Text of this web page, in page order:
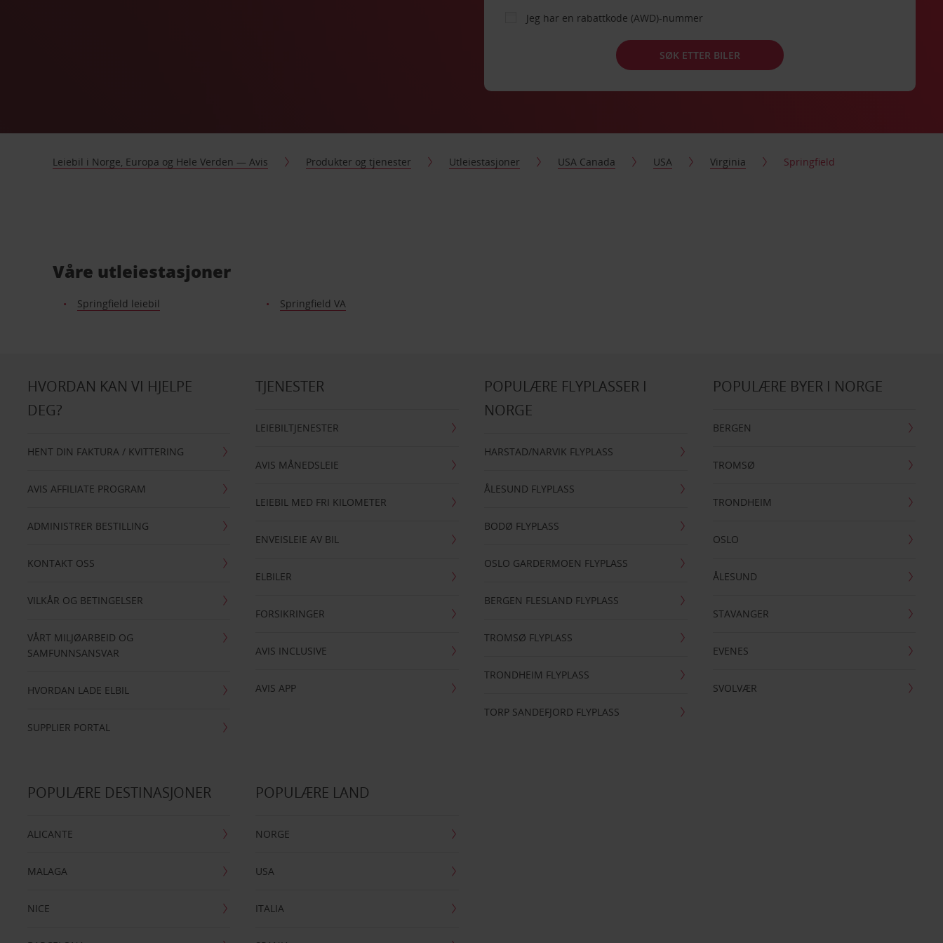
Jeg har en rabattkode (AWD)-nummer
SØK ETTER BILER
Leiebil i Norge, Europa og Hele Verden — Avis Produkter og tjenester Utleiestasjoner USA Canada USA Virginia Springfield
Våre utleiestasjoner
Springfield leiebil Springfield VA
HVORDAN KAN VI HJELPE
DEG?
HENT DIN FAKTURA / KVITTERING
AVIS AFFILIATE PROGRAM
ADMINISTRER BESTILLING
KONTAKT OSS
VILKÅR OG BETINGELSER
VÅRT MILJØARBEID OG
SAMFUNNSANSVAR
HVORDAN LADE ELBIL
SUPPLIER PORTAL
TJENESTER
LEIEBILTJENESTER
AVIS MÅNEDSLEIE
LEIEBIL MED FRI KILOMETER
ENVEISLEIE AV BIL
ELBILER
FORSIKRINGER
AVIS INCLUSIVE
AVIS APP
POPULÆRE FLYPLASSER I
NORGE
HARSTAD/NARVIK FLYPLASS
ÅLESUND FLYPLASS
BODØ FLYPLASS
OSLO GARDERMOEN FLYPLASS
BERGEN FLESLAND FLYPLASS
TROMSØ FLYPLASS
TRONDHEIM FLYPLASS
TORP SANDEFJORD FLYPLASS
POPULÆRE BYER I NORGE
BERGEN
TROMSØ
TRONDHEIM
OSLO
ÅLESUND
STAVANGER
EVENES
SVOLVÆR
POPULÆRE DESTINASJONER
ALICANTE
MALAGA
NICE
POPULÆRE LAND
NORGE
USA
ITALIA